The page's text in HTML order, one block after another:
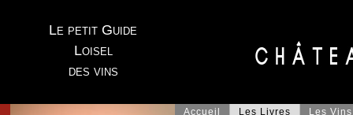
Le petit Guide
Loisel
des vins
Accueil Les Livres Les Vins